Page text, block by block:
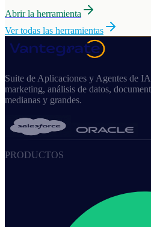
Abrir la herramienta
Ver todas las herramientas
Suite de Aplicaciones y Agentes de
marketing, análisis de datos,
medianas y grandes.
PRODUCTOS